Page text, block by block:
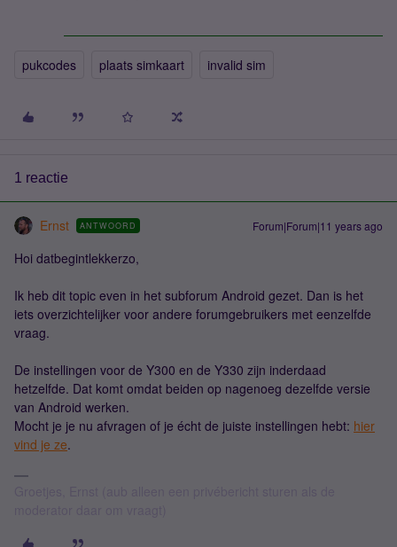
pukcodes plaats simkaart invalid sim
1 reactie
Ernst ANTWOORD Forum|Forum|11 years ago
Hoi datbegintlekkerzo,
Ik heb dit topic even in het subforum Android gezet. Dan is het
iets overzichtelijker voor andere forumgebruikers met eenzelfde
vraag.
De instellingen voor de Y300 en de Y330 zijn inderdaad
hetzelfde. Dat komt omdat beiden op nagenoeg dezelfde versie
van Android werken.
Mocht je je nu afvragen of je écht de juiste instellingen hebt: hier
vind je ze.